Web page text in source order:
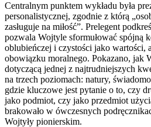
Centralnym punktem wykładu była
personalistycznej, zgodnie z którą
zasługuje na miłość”. Prelegent
pozwala Wojtyle sformułować spójną
oblubieńczej i czystości jako wartości,
obowiązku moralnego. Pokazano, jak
dotyczącą jednej z najtrudniejszych
na trzech poziomach: natury,
gdzie kluczowe jest pytanie o to, czy
jako podmiot, czy jako przedmiot
brakowało w ówczesnych
Wojtyły pionierskim.